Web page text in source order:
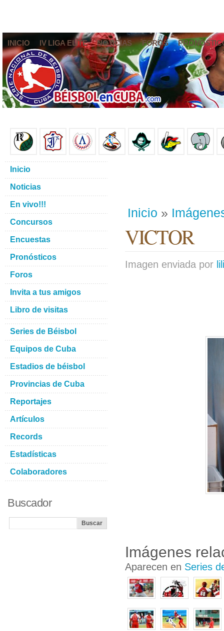
INICIO IV LIGA ELITE NOTICIAS FOROS
Inicio »
VICTOR
Imagen enviada por
Imágenes
Aparecen en Series
Inicio
Noticias
En vivo!!!
Concursos
Encuestas
Pronósticos
Foros
Invita a tus amigos
Libro de visitas
Series de Béisbol
Equipos de Cuba
Estadios de béisbol
Provincias de Cuba
Reportajes
Artículos
Records
Estadísticas
Colaboradores
Buscador